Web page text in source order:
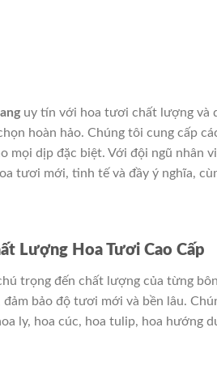
uy tín với hoa tươi chất lượng và
hoàn hảo. Chúng tôi cung cấp
mọi dịp đặc biệt. Với đội ngũ nhân
tươi mới, tinh tế và đầy ý nghĩa,
Lượng Hoa Tươi Cao Cấp
trọng đến chất lượng của từng
bảo độ tươi mới và bền lâu.
ly, hoa cúc, hoa tulip, hoa hướng